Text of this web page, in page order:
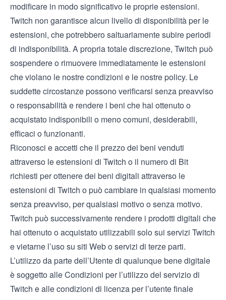
modificare in modo significativo le proprie estensioni.
Twitch non garantisce alcun livello di disponibilità per le
estensioni, che potrebbero saltuariamente subire periodi
di indisponibilità. A propria totale discrezione, Twitch può
sospendere o rimuovere immediatamente le estensioni
che violano le nostre condizioni e le nostre policy. Le
suddette circostanze possono verificarsi senza preavviso
o responsabilità e rendere i beni che hai ottenuto o
acquistato indisponibili o meno comuni, desiderabili,
efficaci o funzionanti.
Riconosci e accetti che il prezzo dei beni venduti
attraverso le estensioni di Twitch o il numero di Bit
richiesti per ottenere dei beni digitali attraverso le
estensioni di Twitch o può cambiare in qualsiasi momento
senza preavviso, per qualsiasi motivo o senza motivo.
Twitch può successivamente rendere i prodotti digitali che
hai ottenuto o acquistato utilizzabili solo sui servizi Twitch
e vietarne l’uso su siti Web o servizi di terze parti.
L’utilizzo da parte dell’Utente di qualunque bene digitale
è soggetto alleCondizioni per l’utilizzo del serviziodi
Twitch e alle condizioni di licenza per l’utente finale